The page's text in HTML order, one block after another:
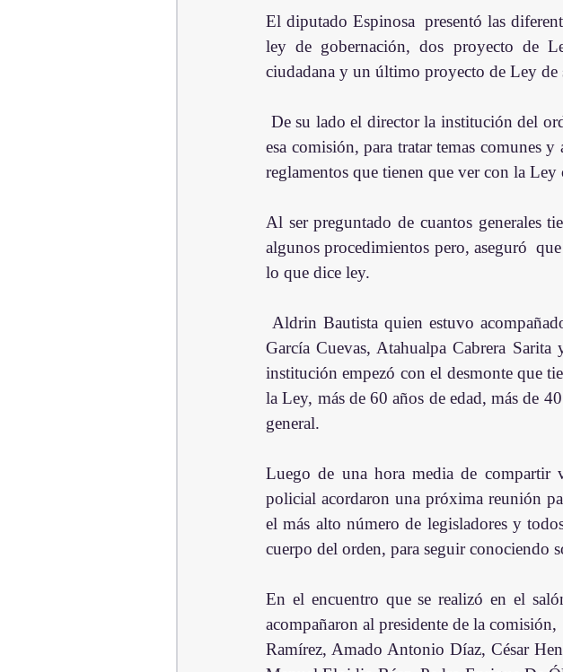
El diputado Espinosa  presentó las
ley de gobernación, dos proyecto de
ciudadana y un último proyecto de Ley de
esa comisión, para tratar temas comunes
reglamentos que tienen que ver con la Ley
Al ser preguntado de cuantos generales
algunos procedimientos pero, aseguró
lo que dice ley.
García Cuevas, Atahualpa Cabrera
institución empezó con el desmonte que
la Ley, más de 60 años de edad, más de
general.
Luego de una hora media de compartir
policial acordaron una próxima reunión
el más alto número de legisladores y
cuerpo del orden, para seguir conociendo
En el encuentro que se realizó en el
acompañaron al presidente de la
Ramírez, Amado Antonio Díaz, César